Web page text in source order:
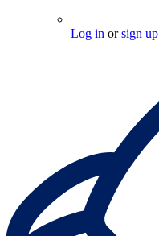
Log in orsign up